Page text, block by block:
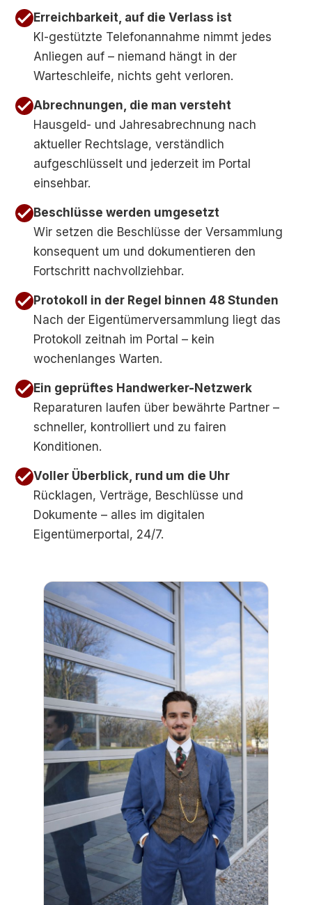
Erreichbarkeit, auf die Verlass ist
KI-gestützte Telefonannahme nimmt jedes
Anliegen auf – niemand hängt in der
Warteschleife, nichts geht verloren.
Abrechnungen, die man versteht
Hausgeld- und Jahresabrechnung nach
aktueller Rechtslage, verständlich
aufgeschlüsselt und jederzeit im Portal
einsehbar.
Beschlüsse werden umgesetzt
Wir setzen die Beschlüsse der Versammlung
konsequent um und dokumentieren den
Fortschritt nachvollziehbar.
Protokoll in der Regel binnen 48 Stunden
Nach der Eigentümerversammlung liegt das
Protokoll zeitnah im Portal – kein
wochenlanges Warten.
Ein geprüftes Handwerker-Netzwerk
Reparaturen laufen über bewährte Partner –
schneller, kontrolliert und zu fairen
Konditionen.
Voller Überblick, rund um die Uhr
Rücklagen, Verträge, Beschlüsse und
Dokumente – alles im digitalen
Eigentümerportal, 24/7.